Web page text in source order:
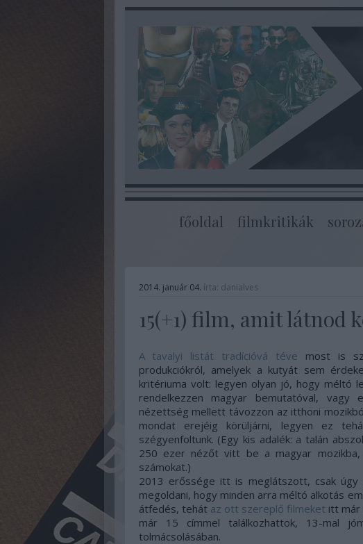
főoldal filmkritikák
2014. január 04. írta: danialves
15(+1) film, amit látnod
A tavalyi listát tradícióvá téve most is
produkciókról, amelyek a kutyát sem
kritériuma volt: legyen olyan jó, hogy méltó
rendelkezzen magyar bemutatóval, vagy
nézettség mellett távozzon az itthoni
mondat erejéig körüljárni, legyen ez
szégyenfoltunk. (Egy kis adalék: a talán
250 ezer nézőt vitt be a magyar
számokat.)
2013 erőssége itt is meglátszott, csak
megoldani, hogy minden arra méltó alkotás
átfedés, tehát az ott szereplő filmeket itt már
már 15 címmel találkozhattok, 13-mal
tolmácsolásában.